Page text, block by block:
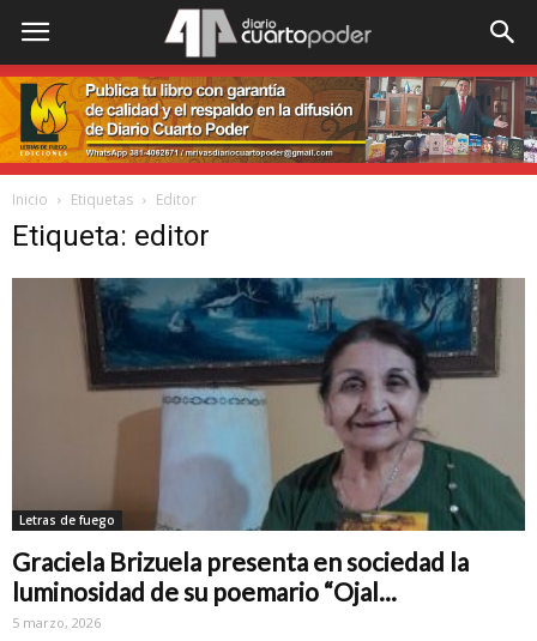
Inicio Etiquetas Editor
Etiqueta: editor
Letras de fuego
Graciela Brizuela presenta en sociedad la
luminosidad de su poemario “Ojal...
5 marzo, 2026